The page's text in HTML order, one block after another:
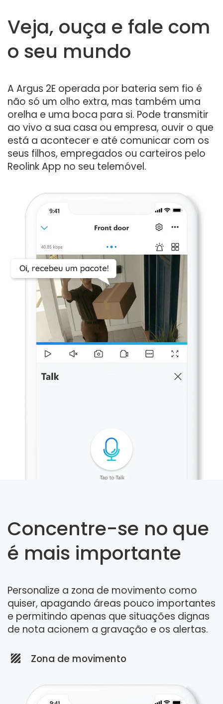
Veja, ouça e fale com
o seu mundo
A Argus 2E operada por bateria sem fio é
não só um olho extra, mas também uma
orelha e uma boca para si. Pode transmitir
ao vivo a sua casa ou empresa, ouvir o que
está a acontecer e até comunicar com os
seus filhos, empregados ou carteiros pelo
Reolink App no seu telemóvel.
Concentre-se no que
é mais importante
Personalize a zona de movimento como
quiser, apagando áreas pouco importantes
e permitindo apenas que situações dignas
de nota acionem a gravação e os alertas.
Zona de movimento